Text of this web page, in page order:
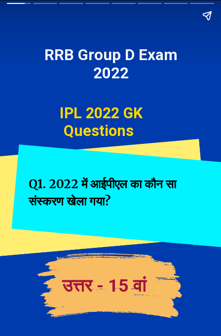
RRB Group D Exam
2022
Q1. 2022 में आईपीएल का कौन सा
संस्करण खेला गया?
IPL 2022 GK
Questions
उत्तर - 15 वां